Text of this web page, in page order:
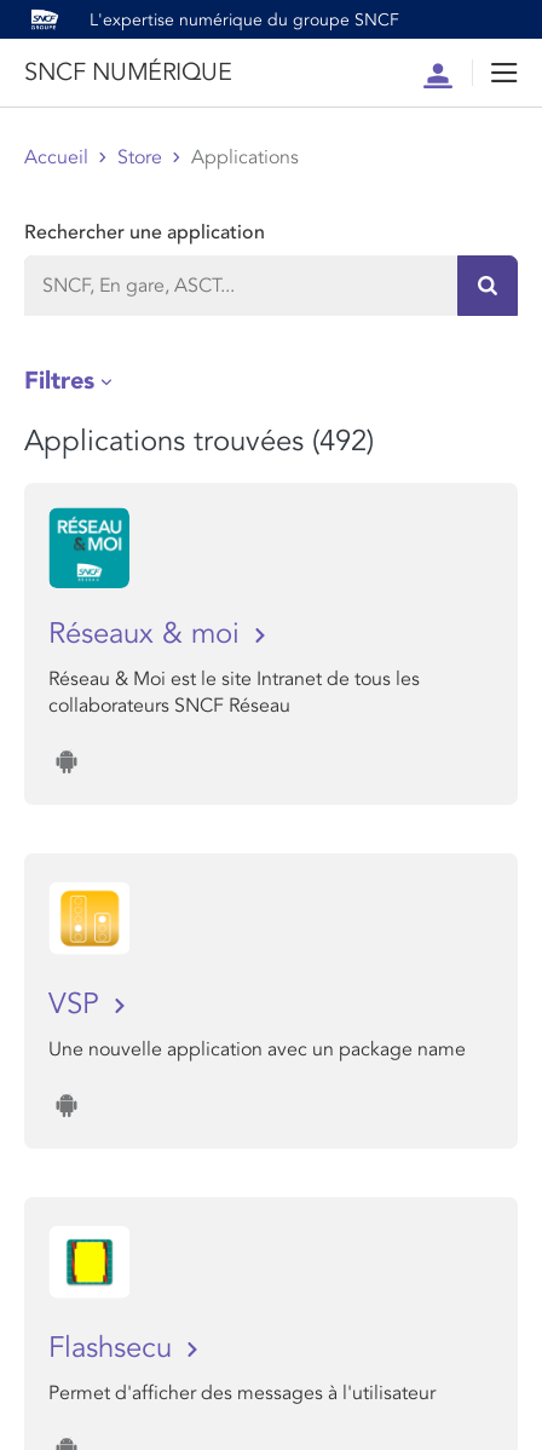
L'expertise numérique du groupe SNCF
SNCF NUMÉRIQUE
Compte
Accueil Store Applications
Rechercher une application
Filtres
Applications trouvées (492)
Réseaux & moi
Réseau & Moi est le site Intranet de tous les
collaborateurs SNCF Réseau
VSP
Une nouvelle application avec un package name
Flashsecu
Permet d'afficher des messages à l'utilisateur